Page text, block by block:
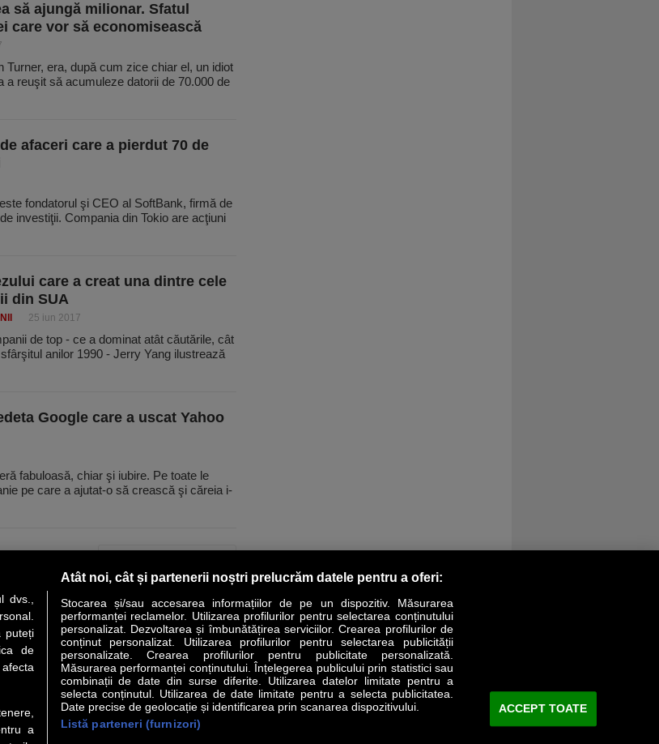
să ajungă milionar. Sfatul
care vor să economisească
Turner, era, după cum zice chiar el, un idiot
a reuşit să acumuleze datorii de 70.000 de
afaceri care a pierdut 70 de
fondatorul şi CEO al SoftBank, firmă de
investiţii. Compania din Tokio are acţiuni
care a creat una dintre cele
din SUA
25 iun 2017
de top - ce a dominat atât căutările, cât
anilor 1990 - Jerry Yang ilustrează
Google care a uscat Yahoo
fabuloasă, chiar şi iubire. Pe toate le
pe care a ajutat-o să crească şi căreia i-
LIDERI ANALIZE HI-TECH MEET THE CEO LIFESTYLE SPECIAL OPINII
Politica de confidentialitate
Termeni si conditii
Servicii Revista Business Magazin
puteți
de
a
Atât noi, cât și partenerii noștri prelucrăm datele pentru a oferi:
Stocarea și/sau accesarea informațiilor de pe un dispozitiv. Măsurarea
performanței reclamelor. Utilizarea profilurilor pentru selectarea conținutului
personalizat. Dezvoltarea și îmbunătățirea serviciilor. Crearea profilurilor de
conținut personalizat. Utilizarea profilurilor pentru selectarea publicității
personalizate. Crearea profilurilor pentru publicitate personalizată.
Măsurarea performanței conținutului. Înțelegerea publicului prin statistici sau
combinații de date din surse diferite. Utilizarea datelor limitate pentru a
selecta conținutul. Utilizarea de date limitate pentru a selecta publicitatea.
Date precise de geolocație și identificarea prin scanarea dispozitivului.
Listă parteneri (furnizori)
ACCEPT TOATE